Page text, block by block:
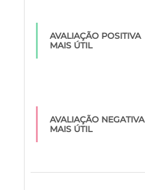
AVALIAÇÃO POSITIVA
MAIS ÚTIL
AVALIAÇÃO NEGATIVA
MAIS ÚTIL